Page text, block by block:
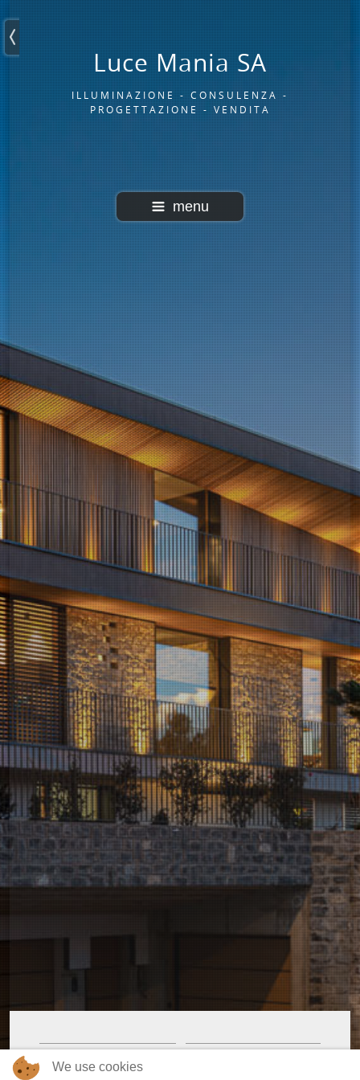
Luce Mania SA
ILLUMINAZIONE - CONSULENZA -
PROGETTAZIONE - VENDITA
menu
Elettronica di controllo
We use cookies